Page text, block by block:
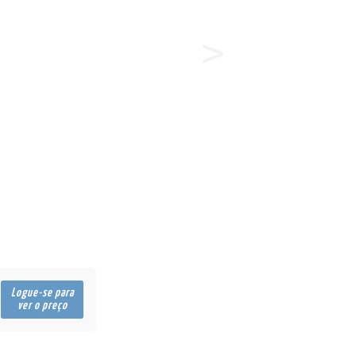
Logue-se para
ver o preço